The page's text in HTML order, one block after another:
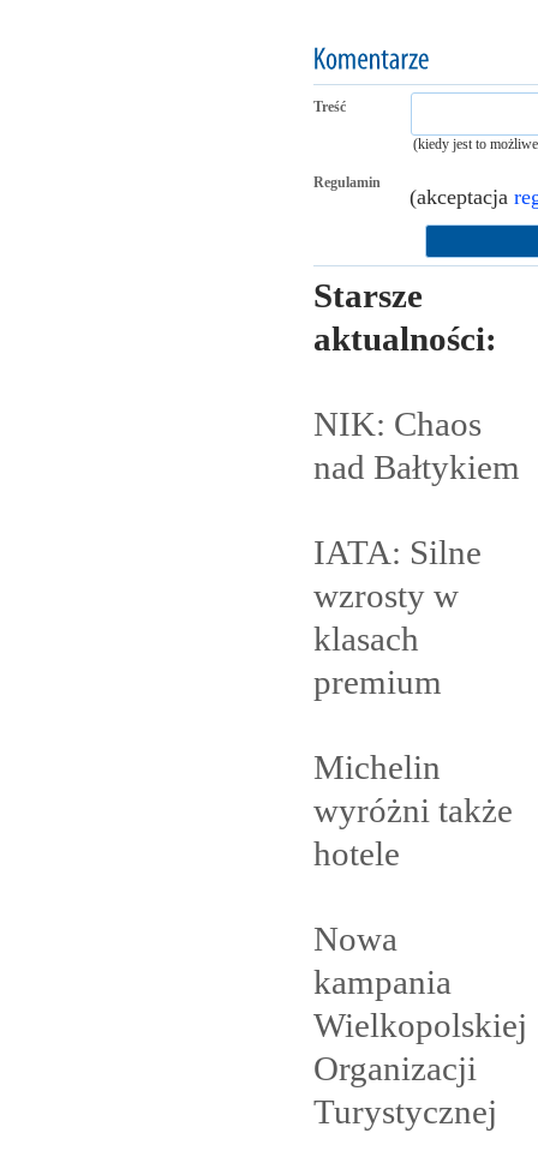
Treść
(kiedy jest to
Regulamin
(akceptacja
Starsze
aktualności:
NIK: Chaos
nad Bałtykiem
IATA: Silne
wzrosty w
klasach
premium
Michelin
wyróżni także
hotele
Nowa
kampania
Wielkopolskiej
Organizacji
Turystycznej